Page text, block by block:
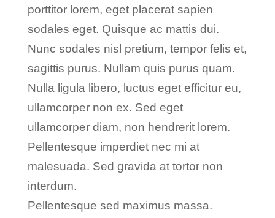
porttitor lorem, eget placerat sapien
sodales eget. Quisque ac mattis dui.
Nunc sodales nisl pretium, tempor felis et,
sagittis purus. Nullam quis purus quam.
Nulla ligula libero, luctus eget efficitur eu,
ullamcorper non ex. Sed eget
ullamcorper diam, non hendrerit lorem.
Pellentesque imperdiet nec mi at
malesuada. Sed gravida at tortor non
interdum.
Pellentesque sed maximus massa.